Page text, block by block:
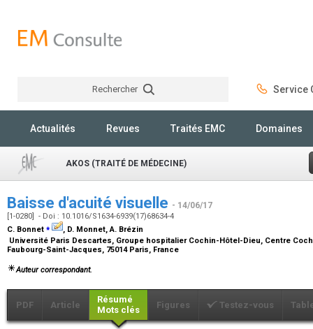
Rechercher Service
Actualités Revues Traités EMC Domaines
AKOS (TRAITÉ DE MÉDECINE)
Baisse d'acuité visuelle - 14/06/17
[1-0280] - Doi : 10.1016/S1634-6939(17)68634-4
C. Bonnet ⁎
, D. Monnet, A. Brézin
Université Paris Descartes, Groupe hospitalier Cochin-Hôtel-Dieu, Centre
Faubourg-Saint-Jacques, 75014 Paris, France
Auteur correspondant.
PDF Article
Résumé
Mots clés
Figures Testez-vous